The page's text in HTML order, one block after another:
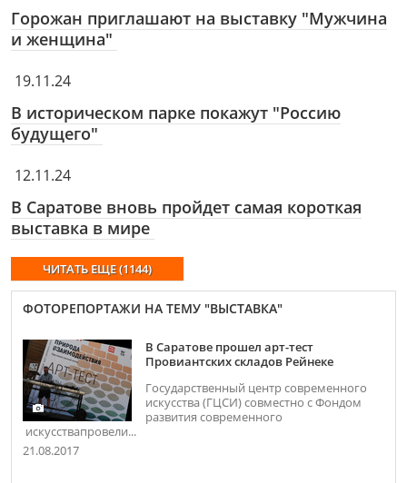
Горожан приглашают на выставку "Мужчина
и женщина"
19.11.24
В историческом парке покажут "Россию
будущего"
12.11.24
В Саратове вновь пройдет самая короткая
выставка в мире
ЧИТАТЬ ЕЩЕ (1144)
ФОТОРЕПОРТАЖИ НА ТЕМУ "ВЫСТАВКА"
В Саратове прошел арт-тест
Провиантских складов Рейнеке
Государственный центр современного
искусства (ГЦСИ) совместно с Фондом
развития современного
искусствапровели...
21.08.2017